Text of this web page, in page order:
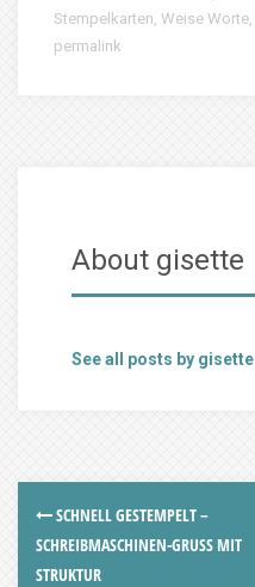
Stempelkarten, Weise Worte,
permalink
About gisette
See all posts by gisette
SCHNELL GESTEMPELT –
SCHREIBMASCHINEN-GRUSS MIT S
TRUKTUR